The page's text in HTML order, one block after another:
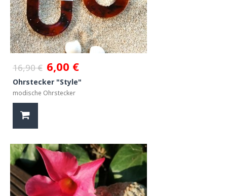
16,90 € 6,00 €
Ohrstecker "Style"
modische Ohrstecker